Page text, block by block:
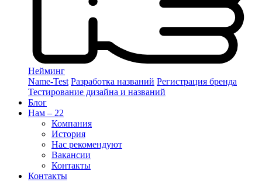
Нейминг
Name-Test Разработка названий Регистрация бренда
Тестирование дизайна и названий
Блог
Нам – 22
Компания
История
Нас рекомендуют
Вакансии
Контакты
Контакты